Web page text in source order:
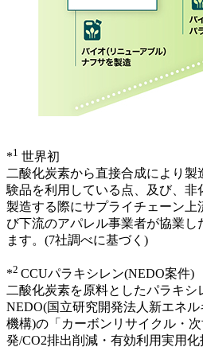
*1 世界初
二酸化炭素から直接合成により
験品を利用している点、及び、非
製造する際にサプライチェーン上
び下流のアパレル事業者が協業
ます。(7社調べに基づく)
*2 CCUパラキシレン(NEDO案件)
二酸化炭素を原料としたパラキシ
NEDO(国立研究開発法人新エネ
機構)の「カーボンリサイクル・
発/CO2排出削減・有効利用実用